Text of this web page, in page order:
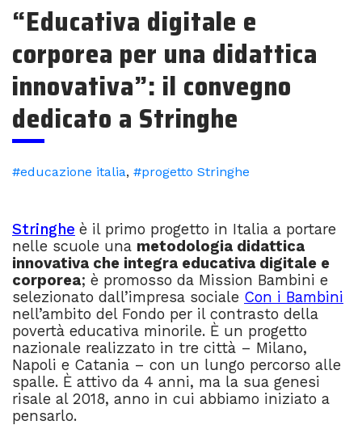
“Educativa digitale e
corporea per una didattica
innovativa”: il convegno
dedicato a Stringhe
#educazione italia, #progetto Stringhe
Stringhe è il primo progetto in Italia a portare
nelle scuole una metodologia didattica
innovativa che integra educativa digitale e
corporea; è promosso da Mission Bambini e
selezionato dall’impresa sociale Con i Bambini
nell’ambito del Fondo per il contrasto della
povertà educativa minorile. È un progetto
nazionale realizzato in tre città – Milano,
Napoli e Catania – con un lungo percorso alle
spalle. È attivo da 4 anni, ma la sua genesi
risale al 2018, anno in cui abbiamo iniziato a
pensarlo.